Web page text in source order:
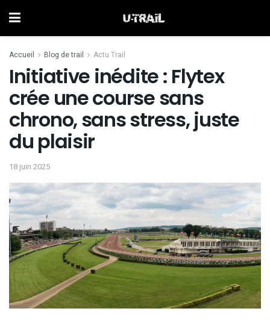
Accueil Blog de trail Actu Trail
Initiative inédite : Flytex
crée une course sans
chrono, sans stress, juste
du plaisir
18 juin 2025